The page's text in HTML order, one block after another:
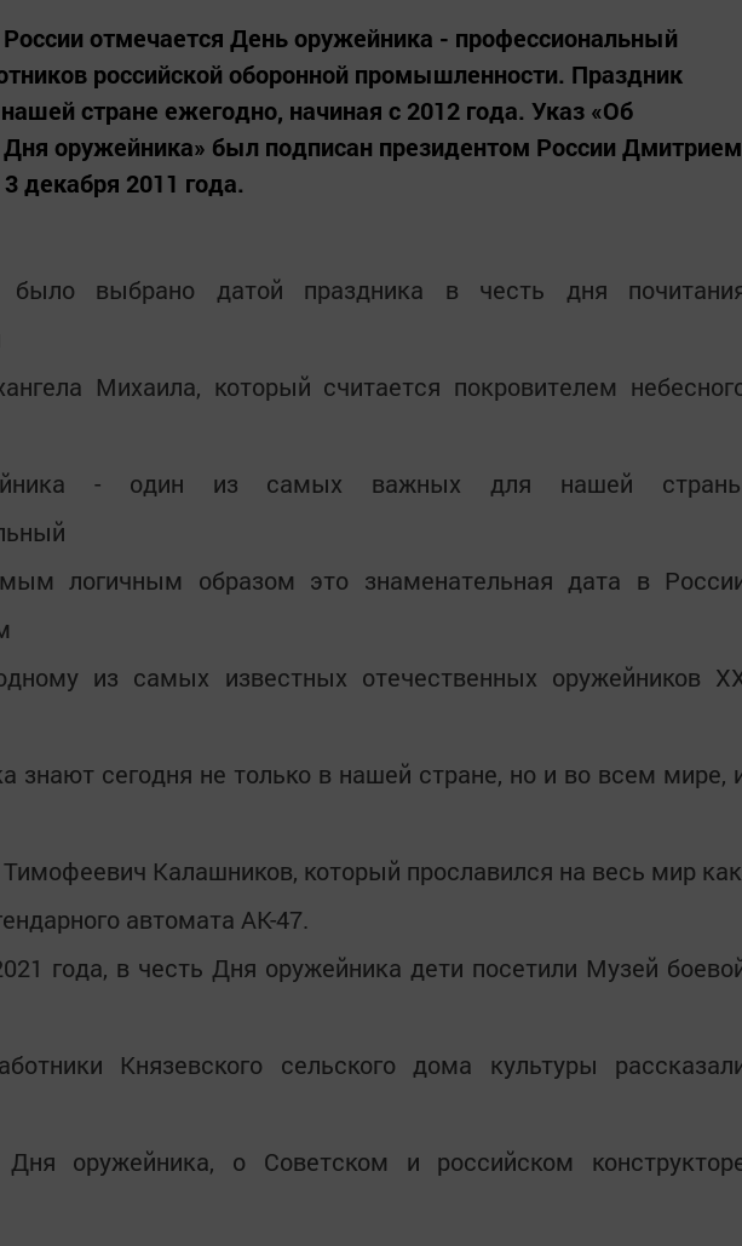
России отмечается День оружейника - профессиональный
российской оборонной промышленности. Праздник
стране ежегодно, начиная с 2012 года. Указ «Об
Дня оружейника» был подписан президентом России Дмитрием
декабря 2011 года.
было выбрано датой праздника в честь дня
Михаила, который считается покровителем
- один из самых важных для нашей
логичным образом это знаменательная дата в
из самых известных отечественных оружейников
знают сегодня не только в нашей стране, но и во всем мире,
Калашников, который прославился на весь мир как
автомата АК-47.
года, в честь Дня оружейника дети посетили Музей
Князевского сельского дома культуры
оружейника, о Советском и российском